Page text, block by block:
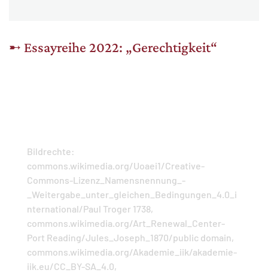
➸ Essayreihe 2022: „Gerechtigkeit“
Bildrechte:
commons.wikimedia.org/Uoaei1/Creative-
Commons-Lizenz_Namensnennung_-
_Weitergabe_unter_gleichen_Bedingungen_4.0_i
nternational/Paul Troger 1738,
commons.wikimedia.org/Art_Renewal_Center-
Port Reading/Jules_Joseph_1870/public domain,
commons.wikimedia.org/Akademie_iik/akademie-
iik.eu/CC_BY-SA_4.0,